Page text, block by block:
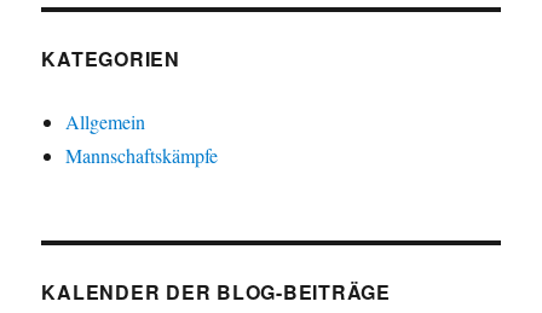
KATEGORIEN
Allgemein
Mannschaftskämpfe
KALENDER DER BLOG-BEITRÄGE